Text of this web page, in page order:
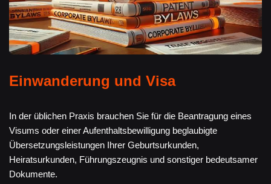
Einwanderung und Visa
In der üblichen Praxis brauchen Sie für die Beantragung eines
Visums oder einer Aufenthaltsbewilligung beglaubigte
Übersetzungsleistungen Ihrer Geburtsurkunden,
Heiratsurkunden, Führungszeugnis und sonstiger bedeutsamer
Dokumente.